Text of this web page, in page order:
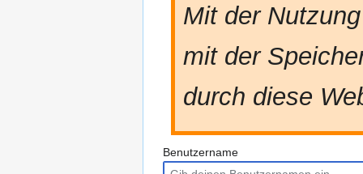
Mit der
mit der
durch diese
Benutzername